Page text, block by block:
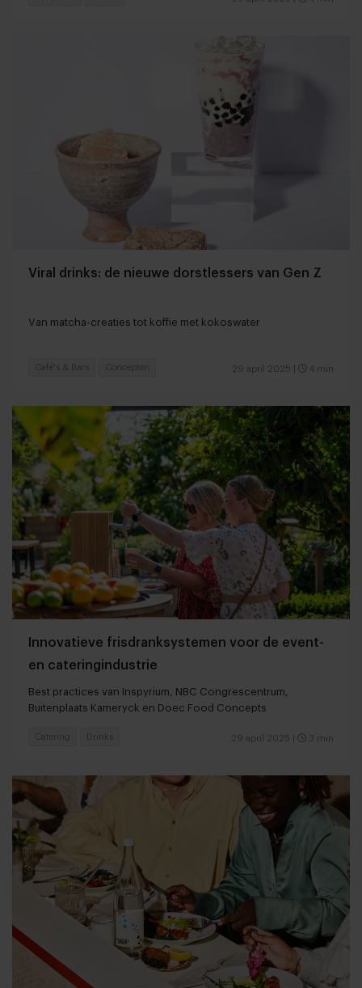
Viral drinks: de nieuwe dorstlessers van Gen Z
Van matcha-creaties tot koffie met kokoswater
29 april 2025 4 min
Café's & Bars Concepten
Innovatieve frisdranksystemen voor de event-
en cateringindustrie
Best practices van Inspyrium, NBC Congrescentrum,
Buitenplaats Kameryck en Doec Food Concepts
29 april 2025 3 min
Catering Drinks